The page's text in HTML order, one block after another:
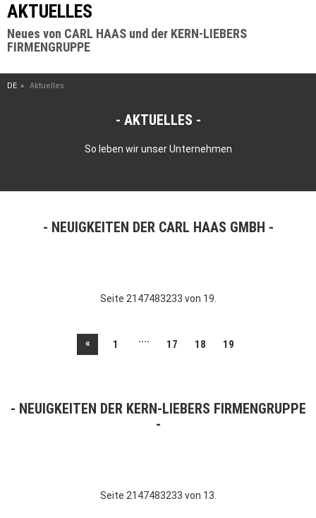
AKTUELLES
Neues von CARL HAAS und der KERN-LIEBERS
FIRMENGRUPPE
DE Aktuelles
AKTUELLES
So leben wir unser Unternehmen
NEUIGKEITEN DER CARL HAAS GMBH
Seite 2147483233 von 19.
« 1 .... 17 18 19
NEUIGKEITEN DER KERN-LIEBERS FIRMENGRUPPE
Seite 2147483233 von 13.